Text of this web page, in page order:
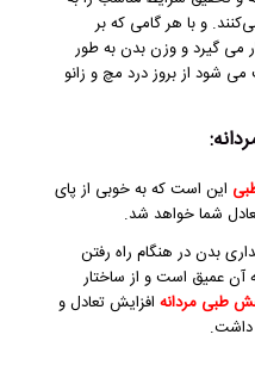
و با هر گامی که بر
می‌ گیرد و وزن بدن به طور
شود از بروز درد مچ و زانو
این است که به خوبی از پای
شما خواهد شد.
بدن در هنگام راه رفتن
عمیق است و از ساختار
طبی مردانهافزایش تعادل و
داشت.